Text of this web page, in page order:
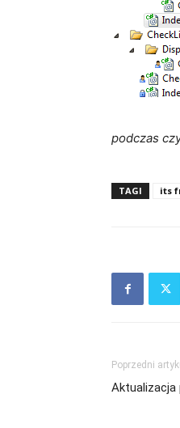
podczas
TAGI its
Poprzedni